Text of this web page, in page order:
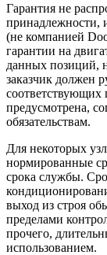
Гарантия не
принадлежности,
(не компанией
гарантии на
данных позиций,
заказчик должен
соответствующих
предусмотрена,
обязательствам.
Для некоторых
нормированные
срока службы.
выход из строя
пределами
прочего,
использованием.